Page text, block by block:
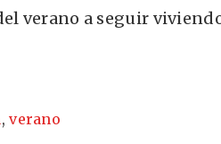
verano a seguir
,verano